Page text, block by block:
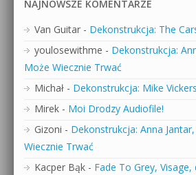
NAJNOWSZE KOMENTARZE
Van Guitar - Dekonstrukcja: The
youlosewithme - Dekonstrukcja:
Może Wiecznie Trwać
Michał - Dekonstrukcja: Mike
Mirek - Moi Drodzy Audiofile!
Gizoni - Dekonstrukcja: Anna
Wiecznie Trwać
Kacper Bąk - Fade To Grey,